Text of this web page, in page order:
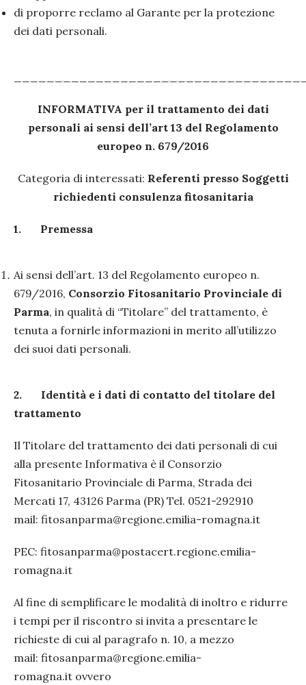
di proporre reclamo al Garante per la protezione
dei dati personali.
INFORMATIVA per il trattamento dei dati
personali ai sensi dell’art 13 del Regolamento
europeo n. 679/2016
Categoria di interessati: Referenti presso Soggetti
richiedenti consulenza fitosanitaria
1. Premessa
Ai sensi dell’art. 13 del Regolamento europeo n.
679/2016, Consorzio Fitosanitario Provinciale di
Parma, in qualità di “Titolare” del trattamento, è
tenuta a fornirle informazioni in merito all’utilizzo
dei suoi dati personali.
2. Identità e i dati di contatto del titolare del
trattamento
Il Titolare del trattamento dei dati personali di cui
alla presente Informativa è il Consorzio
Fitosanitario Provinciale di Parma, Strada dei
Mercati 17, 43126 Parma (PR) Tel. 0521-292910
mail: fitosanparma@regione.emilia-romagna.it
PEC: fitosanparma@postacert.regione.emilia-
romagna.it
Al fine di semplificare le modalità di inoltro e ridurre
i tempi per il riscontro si invita a presentare le
richieste di cui al paragrafo n. 10, a mezzo
mail: fitosanparma@regione.emilia-
romagna.it ovvero